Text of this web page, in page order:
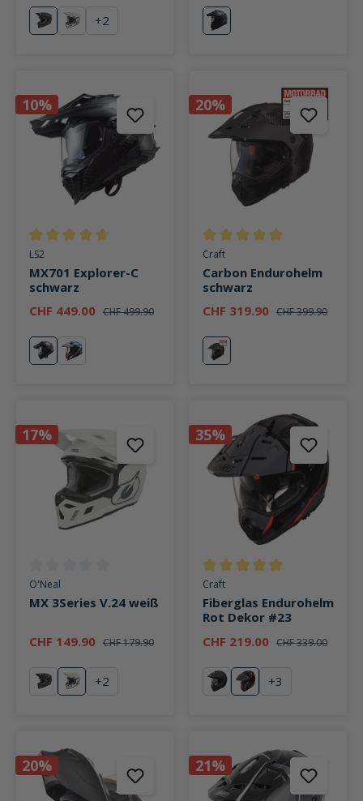
schwarzweiß
+2
mattschwarz
10%
Durchschnittliche Bewertung von 4.8 von 5 Sternen
LS2
MX701 Explorer-C
schwarz
CHF 449.00 CHF 499.90
schwarzFrontier schwarz/blau/weiß
20%
Durchschnittliche Bewertung
Craft
Carbon Endurohelm
schwarz
CHF 319.90 CHF 399.90
schwarz
17%
Durchschnittliche Bewertung von 0 von 5 Sternen
O'Neal
MX 3Series V.24 weiß
CHF 149.90 CHF 179.90
schwarzweiß
+2
35%
Durchschnittliche Bewertung
Craft
Fiberglas Endurohelm
Rot Dekor #23
CHF 219.00 CHF 339.00
Matt Black
rot
+3
20% 21%